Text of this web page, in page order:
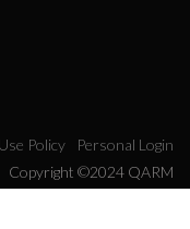
Policy
Personal Login
Copyright ©2024 QARM